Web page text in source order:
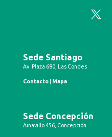
Twitter
Sede Santiago
Av. Plaza 680, Las Condes
Contacto Mapa
Sede Concepción
Ainavillo 456, Concepción